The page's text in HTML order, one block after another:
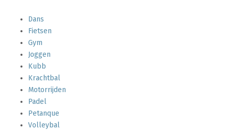
Dans
Fietsen
Gym
Joggen
Kubb
Krachtbal
Motorrijden
Padel
Petanque
Volleybal